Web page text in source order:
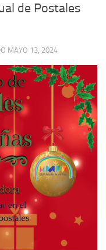
de Postales
MAYO 13, 2024